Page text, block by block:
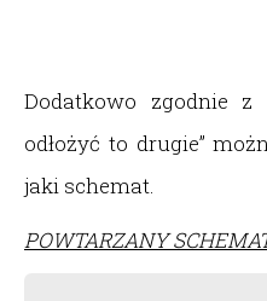
Dodatkowo zgodnie z
odłożyć to drugie”
jaki schemat.
POWTARZANY